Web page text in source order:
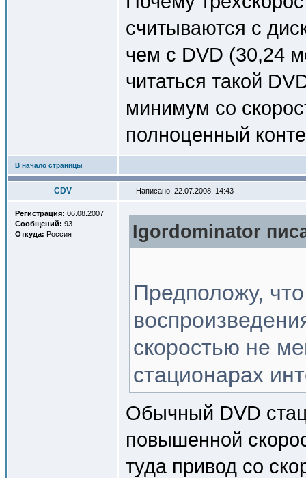
считываются с
чем с DVD (30,24
читаться такой
минимум со
полноценный
В начало страницы
CDV Написано: 22.07.2008, 14:43
Регистрация: 06.08.2007
Сообщений: 93
Откуда: Россия Igordominator
Предположу,
скоростью не
стационарах
Обычный DVD
повышенной
туда привод со